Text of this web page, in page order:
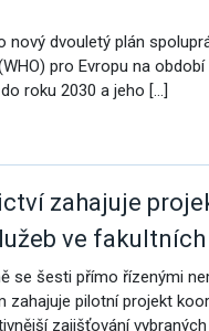
dvouletý plán
pro Evropu na
roku 2030 a jeho […]
zahajuje
ve
se šesti přímo řízenými
zahajuje pilotní projekt
zajišťování